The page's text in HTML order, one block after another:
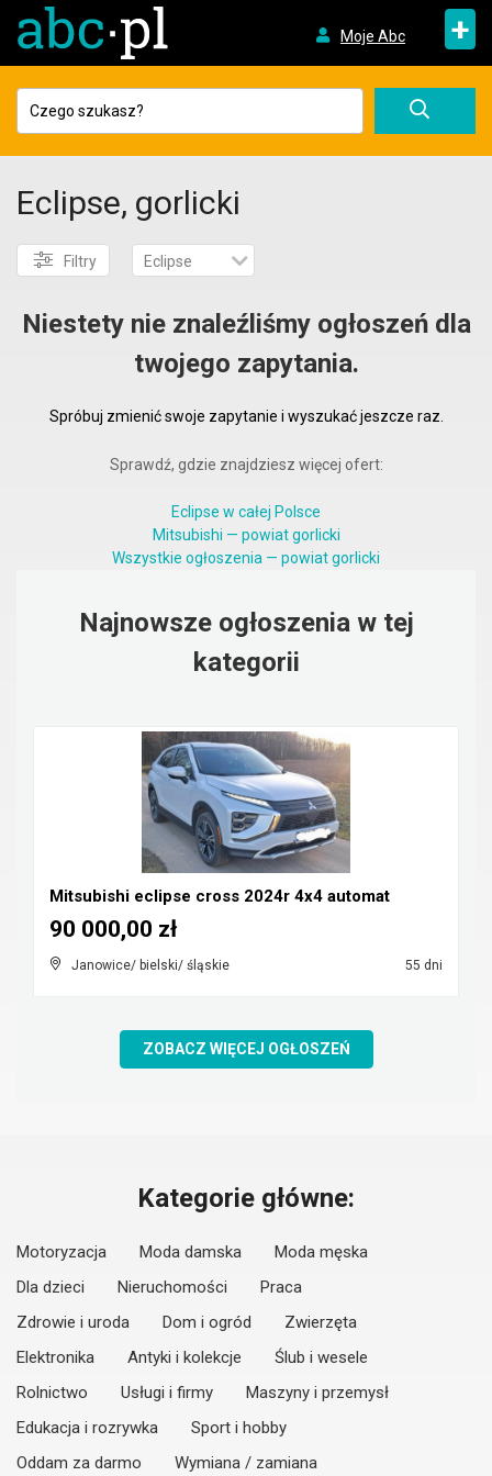
Moje Abc +
Eclipse, gorlicki
Filtry Eclipse
Niestety nie znaleźliśmy ogłoszeń dla
twojego zapytania.
Spróbuj zmienić swoje zapytanie i wyszukać jeszcze raz.
Sprawdź, gdzie znajdziesz więcej ofert:
Eclipse w całej Polsce
Mitsubishi — powiat gorlicki
Wszystkie ogłoszenia — powiat gorlicki
Najnowsze ogłoszenia w tej
kategorii
Mitsubishi eclipse cross 2024r 4x4 automat
Janowice/ bielski/ śląskie 55 dni
90 000,00 zł
ZOBACZ WIĘCEJ OGŁOSZEŃ
Kategorie główne:
Motoryzacja Moda damska
Moda męska
Dla dzieci
Nieruchomości
Praca
Zdrowie i uroda
Dom i ogród
Zwierzęta
Elektronika
Antyki i kolekcje
Ślub i wesele
Rolnictwo
Usługi i firmy
Maszyny i przemysł
Edukacja i rozrywka
Sport i hobby
Oddam za darmo
Wymiana / zamiana